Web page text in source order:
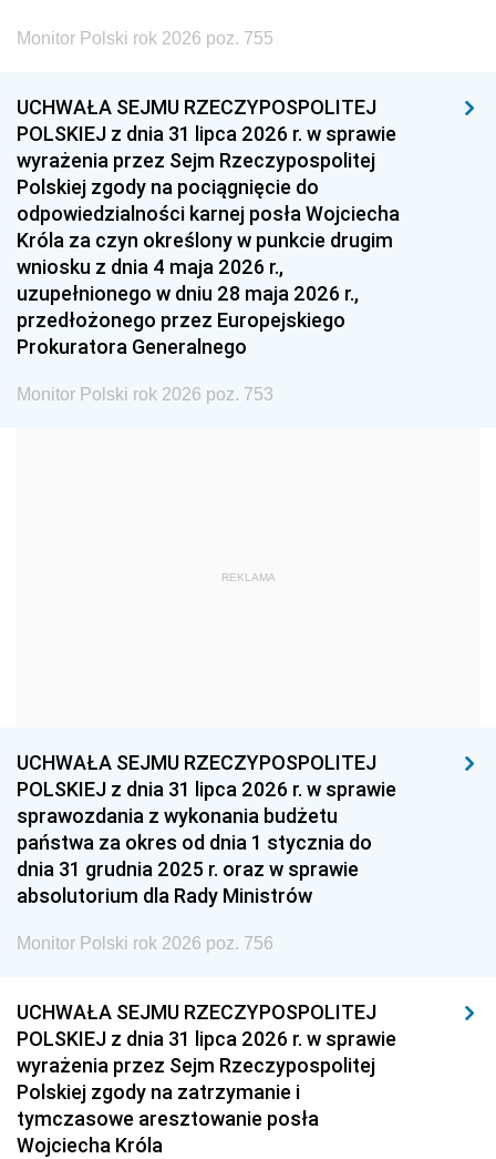
1996 1995 1994
1993 1992 1991
1990 1989
1987 1986 1985
1984 1983
1981 1980 1979
1978 1977
1975 1974
1959
1939 1938 1937
1936 1930
Monitor Polski rok 2026 poz. 755
UCHWAŁA SEJMU RZECZYPOSPOLITEJ
POLSKIEJ z dnia 31 lipca 2026 r. w sprawie
wyrażenia przez Sejm Rzeczypospolitej
Polskiej zgody na pociągnięcie do
odpowiedzialności karnej posła Wojciecha
Króla za czyn określony w punkcie drugim
wniosku z dnia 4 maja 2026 r.,
uzupełnionego w dniu 28 maja 2026 r.,
przedłożonego przez Europejskiego
Prokuratora Generalnego
Monitor Polski rok 2026 poz. 753
REKLAMA
UCHWAŁA SEJMU RZECZYPOSPOLITEJ
POLSKIEJ z dnia 31 lipca 2026 r. w sprawie
sprawozdania z wykonania budżetu
państwa za okres od dnia 1 stycznia do
dnia 31 grudnia 2025 r. oraz w sprawie
absolutorium dla Rady Ministrów
Monitor Polski rok 2026 poz. 756
UCHWAŁA SEJMU RZECZYPOSPOLITEJ
POLSKIEJ z dnia 31 lipca 2026 r. w sprawie
wyrażenia przez Sejm Rzeczypospolitej
Polskiej zgody na zatrzymanie i
tymczasowe aresztowanie posła
Wojciecha Króla